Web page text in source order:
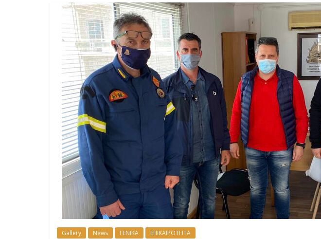
Gallery News ΓΕΝΙΚΑ ΕΠΙΚΑΙΡΟΤΗΤΑ